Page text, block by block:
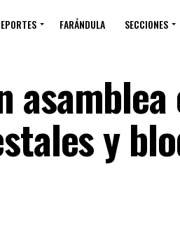
FARÁNDULA SECCIONES
asamblea
y